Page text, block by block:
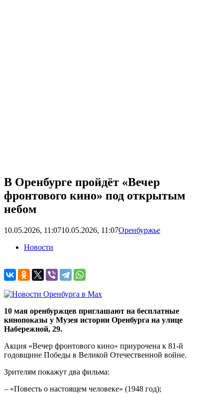
В Оренбурге пройдёт «Вечер
фронтового кино» под открытым
небом
10.05.2026, 11:0710.05.2026, 11:07Оренбуржье
Новости
10 мая оренбуржцев приглашают на бесплатные
кинопоказы у Музея истории Оренбурга на улице
Набережной, 29.
Акция «Вечер фронтового кино» приурочена к 81-й
годовщине Победы в Великой Отечественной войне.
Зрителям покажут два фильма:
– «Повесть о настоящем человеке» (1948 год);